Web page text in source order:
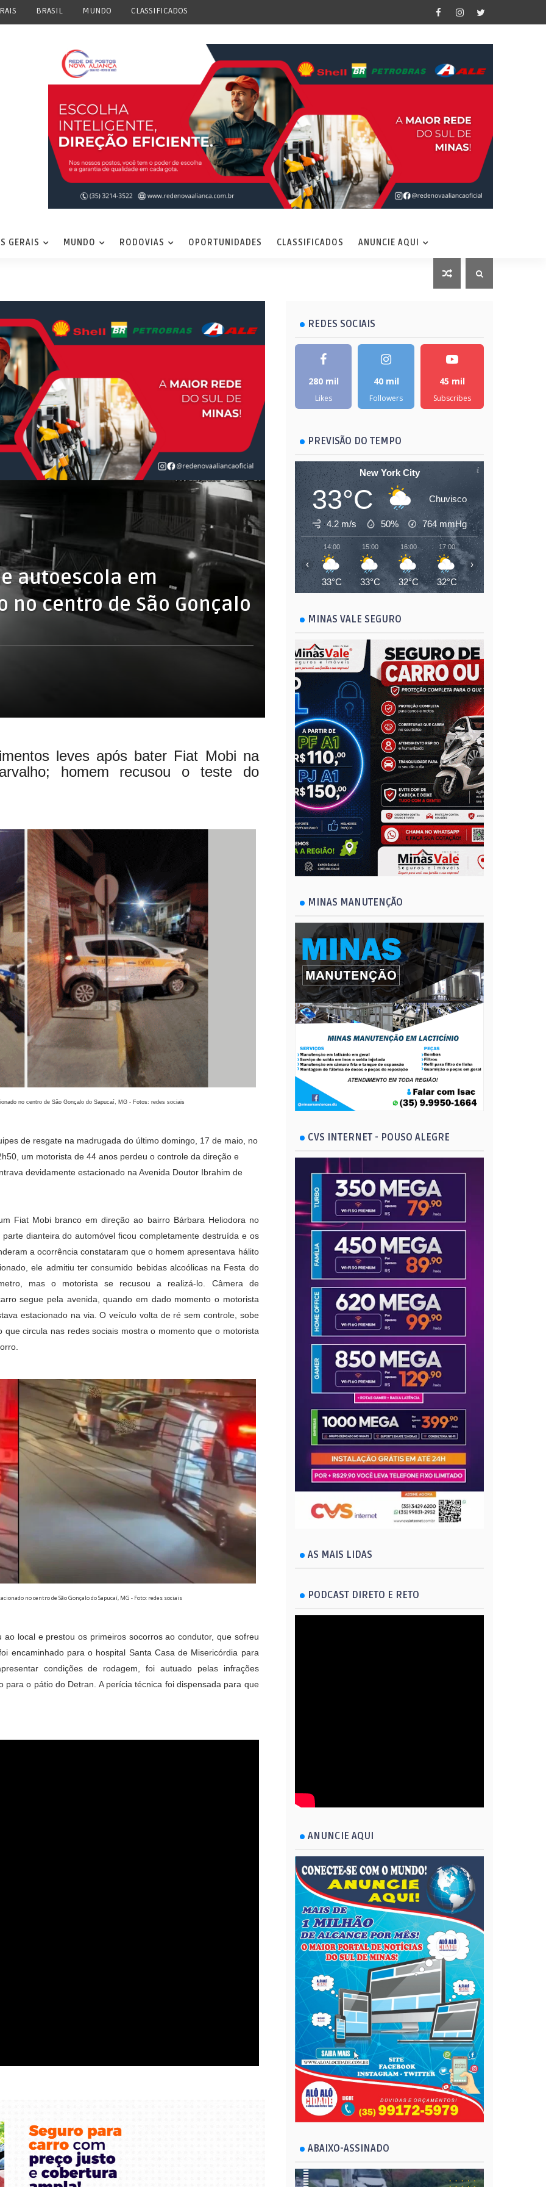
BRASIL MUNDO CLASSIFICADOS
GERAIS MUNDO RODOVIAS OPORTUNIDADES CLASSIFICADOS ANUNCIE AQUI
autoescola em
centro de São Gonçalo
leves após bater Fiat Mobi na
homem recusou o teste do
no centro de São Gonçalo do Sapucaí, MG - Fotos: redes sociais
de resgate na madrugada do último domingo, 17 de maio, no
um motorista de 44 anos perdeu o controle da direção e
devidamente estacionado na Avenida Doutor Ibrahim de
Fiat Mobi branco em direção ao bairro Bárbara Heliodora no
dianteira do automóvel ficou completamente destruída e os
a ocorrência constataram que o homem apresentava hálito
ele admitiu ter consumido bebidas alcoólicas na Festa do
mas o motorista se recusou a realizá-lo.
Câmera de
segue pela avenida, quando em dado momento o motorista
estacionado na via. O veículo volta de ré sem controle, sobe
circula nas redes sociais mostra o momento que o motorista
no centro de São Gonçalo do Sapucaí, MG - Foto: redes sociais
local e prestou os primeiros socorros ao condutor, que sofreu
encaminhado para o hospital Santa Casa de Misericórdia para
condições de rodagem, foi autuado pelas infrações
para o pátio do Detran. A perícia técnica foi dispensada para que
REDES SOCIAIS
280 mil
Likes
40 mil
Followers
45 mil
Subscribes
PREVISÃO DO TEMPO
New York City
33°C Chuvisco
4.2 m/s 50% 764mmHg
14:00
33°C
15:00
33°C
16:00
32°C
17:00
32°C
18:00
28°C
‹ ›
MINAS VALE SEGURO
MINAS MANUTENÇÃO
CVS INTERNET - POUSO ALEGRE
AS MAIS LIDAS
PODCAST DIRETO E RETO
ANUNCIE AQUI
ABAIXO-ASSINADO